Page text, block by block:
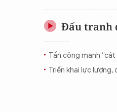
Đấu tranh
Tấn công mạnh
Triển khai lực